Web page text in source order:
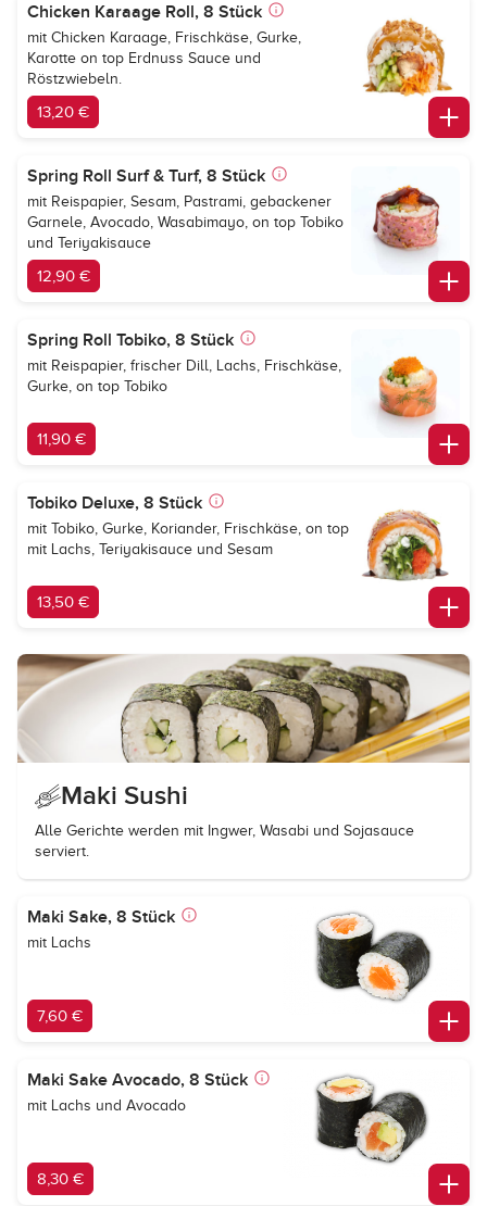
Chicken Karaage Roll, 8 Stück
mit Chicken Karaage, Frischkäse, Gurke,
Karotte on top Erdnuss Sauce und
Röstzwiebeln.
13,20 €
Spring Roll Surf & Turf, 8 Stück
mit Reispapier, Sesam, Pastrami, gebackener
Garnele, Avocado, Wasabimayo, on top Tobiko
und Teriyakisauce
12,90 €
Spring Roll Tobiko, 8 Stück
mit Reispapier, frischer Dill, Lachs, Frischkäse,
Gurke, on top Tobiko
11,90 €
Tobiko Deluxe, 8 Stück
mit Tobiko, Gurke, Koriander, Frischkäse, on top
mit Lachs, Teriyakisauce und Sesam
13,50 €
Maki Sushi
Alle Gerichte werden mit Ingwer, Wasabi und Sojasauce
serviert.
Maki Sake, 8 Stück
mit Lachs
7,60 €
Maki Sake Avocado, 8 Stück
mit Lachs und Avocado
8,30 €